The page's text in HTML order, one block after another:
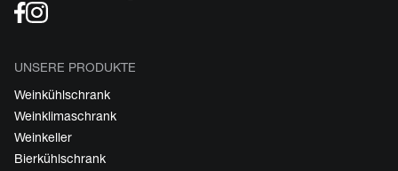
UNSERE PRODUKTE
Weinkühlschrank
Weinklimaschrank
Weinkeller
Bierkühlschrank